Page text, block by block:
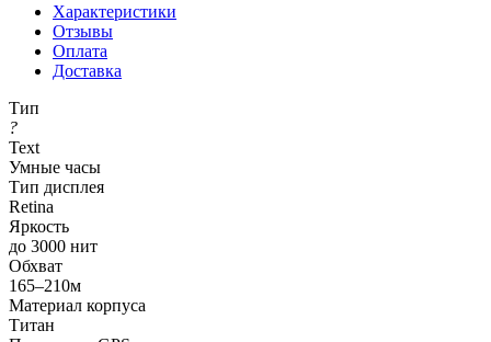
Характеристики
Отзывы
Оплата
Доставка
Тип
?
Text
Умные часы
Тип дисплея
Retina
Яркость
до 3000 нит
Обхват
165–210м
Материал корпуса
Титан